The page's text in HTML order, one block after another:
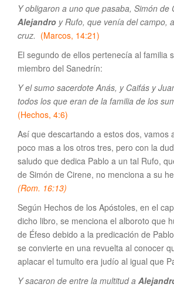
Y obligaron a uno que pasaba, Simón de
Alejandro y Rufo, que venía del campo,
cruz. (Marcos, 14:21)
El segundo de ellos pertenecía al familia
miembro del Sanedrín:
Y el sumo sacerdote Anás, y Caifás y
todos los que eran de la familia de los
(Hechos, 4:6)
Así que descartando a estos dos, vamos
poco mas a los otros tres, pero con la
saludo que dedica Pablo a un tal Rufo,
de Simón de Cirene, no menciona a su
(Rom. 16:13)
Según Hechos de los Apóstoles, en el
dicho libro, se menciona el alboroto que
de Éfeso debido a la predicación de
se convierte en una revuelta al conocer
aplacar el tumulto era judío al igual que
Y sacaron de entre la multitud a